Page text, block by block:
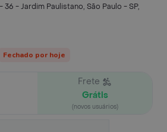
36 - Jardim Paulistano, São Paulo - SP,
Fechado por hoje
Frete
Grátis
(novos usuários)